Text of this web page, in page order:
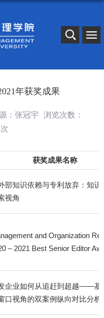
年获奖成果
：张冠宇
浏览次数：
次
获奖成果名称
部知识依赖与专利放弃：知识
视角
and Organization
– 2021 Best Senior Editor
企业如何从追赶到超越——基
口视角的双案例纵向对比分析